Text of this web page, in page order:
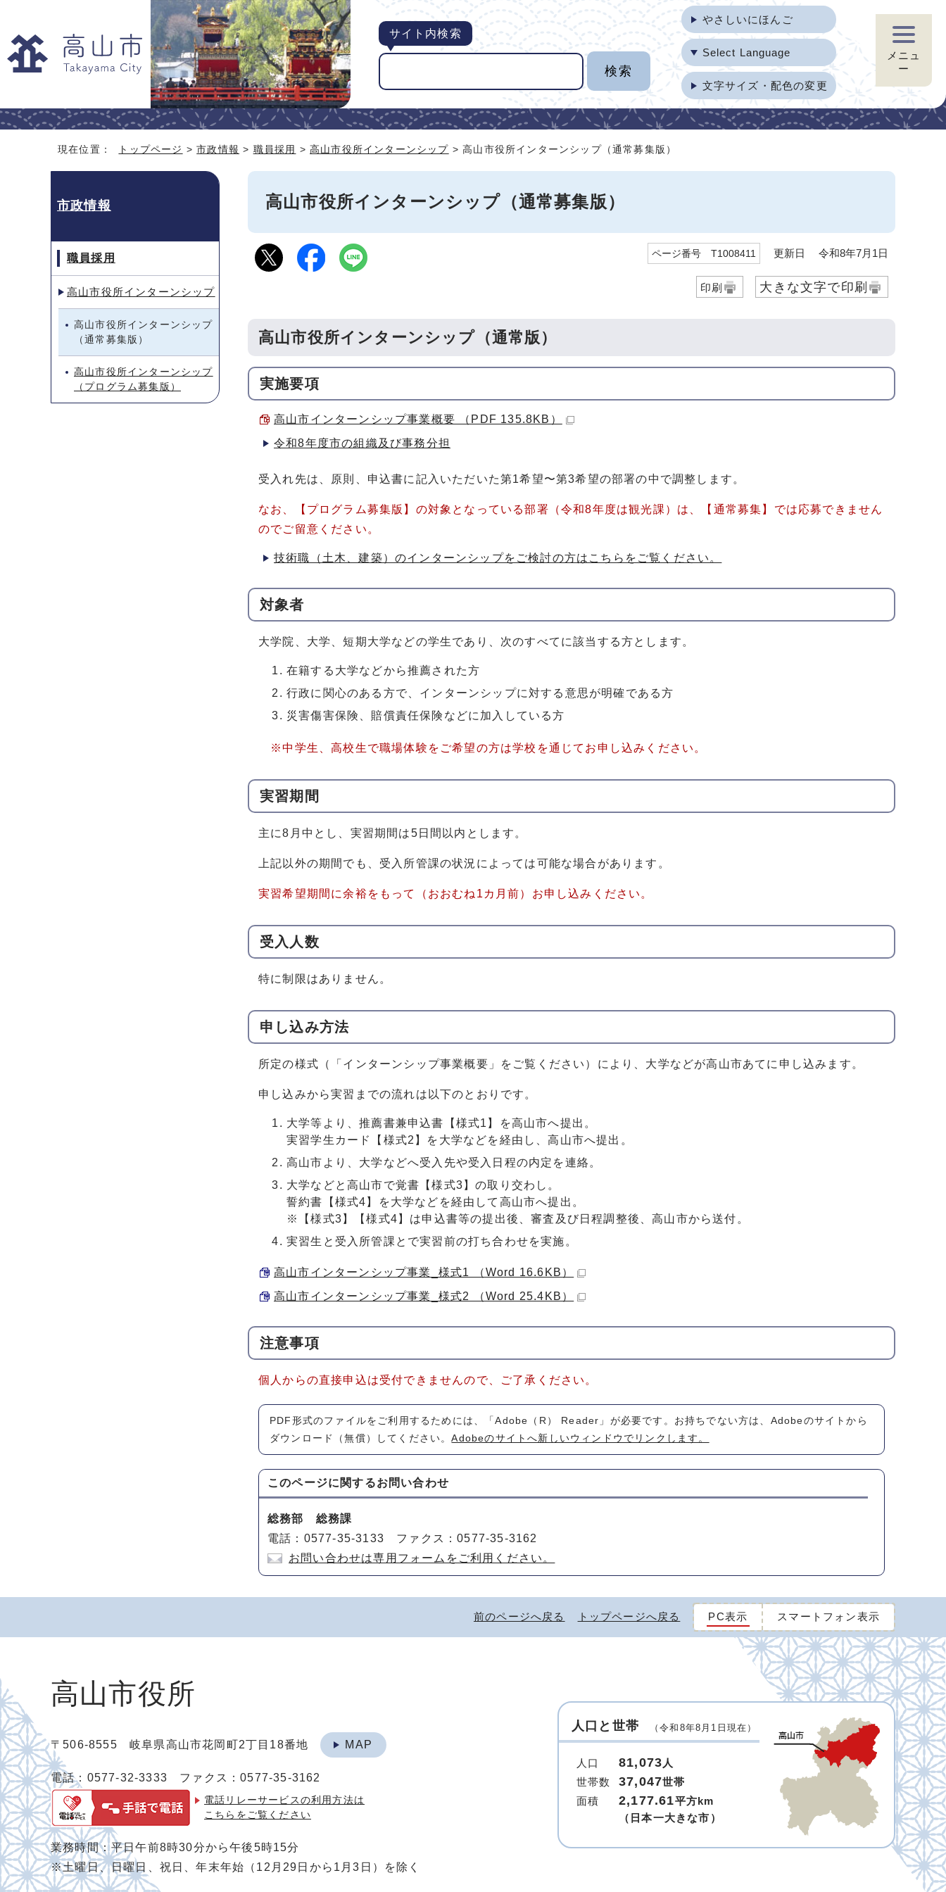
サイト内検索
やさしいにほんご
Select Language
文字サイズ・配色の変更
メニュ
ー
現在位置： トップページ >市政情報 > 職員採用 >高山市役所インターンシップ > 高山市役所インターンシップ（通常募集版）
高山市役所インターンシップ（通常募集版）
ページ番号 T1008411 更新日 令和8年7月1日
印刷 大きな文字で印刷
高山市役所インターンシップ（通常版）
実施要項
高山市インターンシップ事業概要 （PDF 135.8KB）
令和8年度市の組織及び事務分担
受入れ先は、原則、申込書に記入いただいた第1希望〜第3希望の部署の中で調整します。
なお、【プログラム募集版】の対象となっている部署（令和8年度は観光課）は、【通常募集】では応募できません
のでご留意ください。
技術職（土木、建築）のインターンシップをご検討の方はこちらをご覧ください。
対象者
大学院、大学、短期大学などの学生であり、次のすべてに該当する方とします。
在籍する大学などから推薦された方
行政に関心のある方で、インターンシップに対する意思が明確である方
災害傷害保険、賠償責任保険などに加入している方
※中学生、高校生で職場体験をご希望の方は学校を通じてお申し込みください。
実習期間
主に8月中とし、実習期間は5日間以内とします。
上記以外の期間でも、受入所管課の状況によっては可能な場合があります。
実習希望期間に余裕をもって（おおむね1カ月前）お申し込みください。
受入人数
特に制限はありません。
申し込み方法
所定の様式（「インターンシップ事業概要」をご覧ください）により、大学などが高山市あてに申し込みます。
申し込みから実習までの流れは以下のとおりです。
大学等より、推薦書兼申込書【様式1】を高山市へ提出。
実習学生カード【様式2】を大学などを経由し、高山市へ提出。
高山市より、大学などへ受入先や受入日程の内定を連絡。
大学などと高山市で覚書【様式3】の取り交わし。
誓約書【様式4】を大学などを経由して高山市へ提出。
※【様式3】【様式4】は申込書等の提出後、審査及び日程調整後、高山市から送付。
実習生と受入所管課とで実習前の打ち合わせを実施。
高山市インターンシップ事業_様式1 （Word 16.6KB）
高山市インターンシップ事業_様式2 （Word 25.4KB）
注意事項
個人からの直接申込は受付できませんので、ご了承ください。
PDF形式のファイルをご利用するためには、「Adobe（R） Reader」が必要です。お持ちでない方は、Adobeのサイトから
ダウンロード（無償）してください。Adobeのサイトへ新しいウィンドウでリンクします。
このページに関するお問い合わせ
総務部 総務課
電話：0577-35-3133 ファクス：0577-35-3162
お問い合わせは専用フォームをご利用ください。
市政情報
職員採用
高山市役所インターンシップ
高山市役所インターンシップ
（通常募集版）
高山市役所インターンシップ
（プログラム募集版）
前のページへ戻る トップページへ戻る PC表示 スマートフォン表示
高山市役所
〒506-8555 岐阜県高山市花岡町2丁目18番地 MAP
電話：0577-32-3333 ファクス：0577-35-3162
電話リレーサービスの利用方法は
こちらをご覧ください
業務時間：平日午前8時30分から午後5時15分
※土曜日、日曜日、祝日、年末年始（12月29日から1月3日）を除く
人口と世帯 （令和8年8月1日現在）
人口 81,073 人
世帯数
37,047世帯
面積
2,177.61平方km
（日本一大きな市）